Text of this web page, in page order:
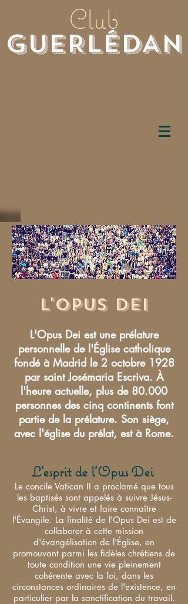
Club
GUERLéDAN
L'Opus Dei
L'Opus Dei est une prélature
personnelle de l'Église catholique
fondé à Madrid le 2 octobre 1928
par saint Josémaria Escriva. À
l'heure actuelle, plus de 80.000
personnes des cinq continents font
partie de la prélature. Son siège,
avec l'église du prélat, est à Rome.
L'esprit de l'Opus Dei
Le concile Vatican II a proclamé que tous
les baptisés sont appelés à suivre Jésus-
Christ, à vivre et faire connaître
l'Évangile. La finalité de l'Opus Dei est de
collaborer à cette mission
d'évangélisation de l'Église, en
promouvant parmi les fidèles chrétiens de
toute condition une vie pleinement
cohérente avec la foi, dans les
circonstances ordinaires de l'existence, en
particulier par la sanctification du travail.